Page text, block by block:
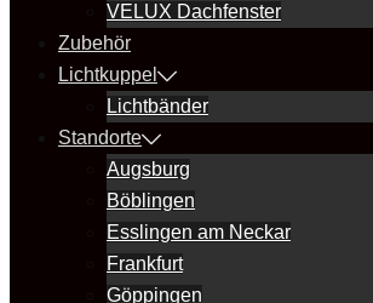
VELUX Dachfenster
Zubehör
Lichtkuppel
Lichtbänder
Standorte
Augsburg
Böblingen
Esslingen am Neckar
Frankfurt
Göppingen